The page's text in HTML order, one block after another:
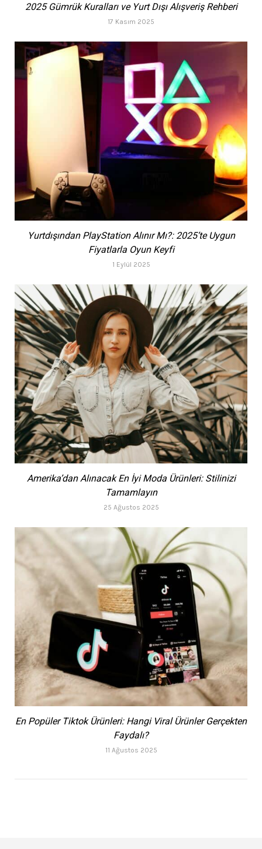
2025 Gümrük Kuralları ve Yurt Dışı Alışveriş Rehberi
17 Kasım 2025
Yurtdışından PlayStation Alınır Mı?: 2025’te Uygun
Fiyatlarla Oyun Keyfi
1 Eylül 2025
Amerika’dan Alınacak En İyi Moda Ürünleri: Stilinizi
Tamamlayın
25 Ağustos 2025
En Popüler Tiktok Ürünleri: Hangi Viral Ürünler Gerçekten
Faydalı?
11 Ağustos 2025